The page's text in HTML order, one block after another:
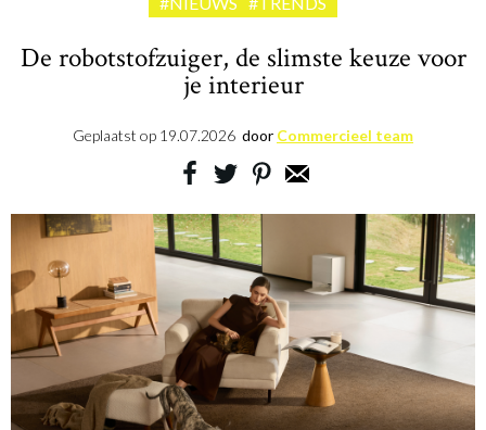
De robotstofzuiger, de slimste keuze voor
je interieur
Geplaatst op 19.07.2026 door Commercieel team